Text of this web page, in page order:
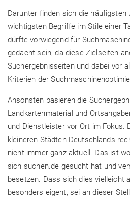
Darunter finden sich die häufigsten
wichtigsten Begriffe im Stile einer
dürfte vorwiegend für
gedacht sein, da diese Zielseiten
Suchergebnisseiten und dabei vor
Kriterien der
Ansonsten basieren die
Landkartenmaterial und
und Dienstleister vor Ort im Fokus.
kleineren Städten Deutschlands
nicht immer ganz aktuell. Das ist
sich suchen.de gesucht hat und
besetzen. Dass sich dies vielleicht
besonders eigent, sei an dieser